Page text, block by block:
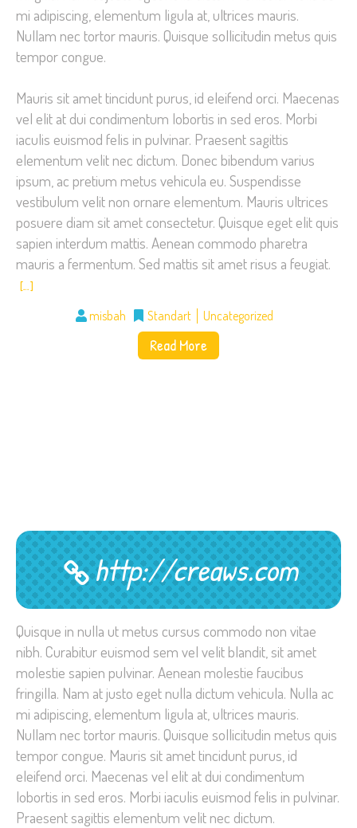
mi adipiscing, elementum ligula at, ultrices mauris.
Nullam nec tortor mauris. Quisque sollicitudin metus quis
tempor congue.
Mauris sit amet tincidunt purus, id eleifend orci. Maecenas
vel elit at dui condimentum lobortis in sed eros. Morbi
iaculis euismod felis in pulvinar. Praesent sagittis
elementum velit nec dictum. Donec bibendum varius
ipsum, ac pretium metus vehicula eu. Suspendisse
vestibulum velit non ornare elementum. Mauris ultrices
posuere diam sit amet consectetur. Quisque eget elit quis
sapien interdum mattis. Aenean commodo pharetra
mauris a fermentum. Sed mattis sit amet risus a feugiat.
[…]
misbah Standart Uncategorized
Read More
http://creaws.com
Quisque in nulla ut metus cursus commodo non vitae
nibh. Curabitur euismod sem vel velit blandit, sit amet
molestie sapien pulvinar. Aenean molestie faucibus
fringilla. Nam at justo eget nulla dictum vehicula. Nulla ac
mi adipiscing, elementum ligula at, ultrices mauris.
Nullam nec tortor mauris. Quisque sollicitudin metus quis
tempor congue. Mauris sit amet tincidunt purus, id
eleifend orci. Maecenas vel elit at dui condimentum
lobortis in sed eros. Morbi iaculis euismod felis in pulvinar.
Praesent sagittis elementum velit nec dictum.